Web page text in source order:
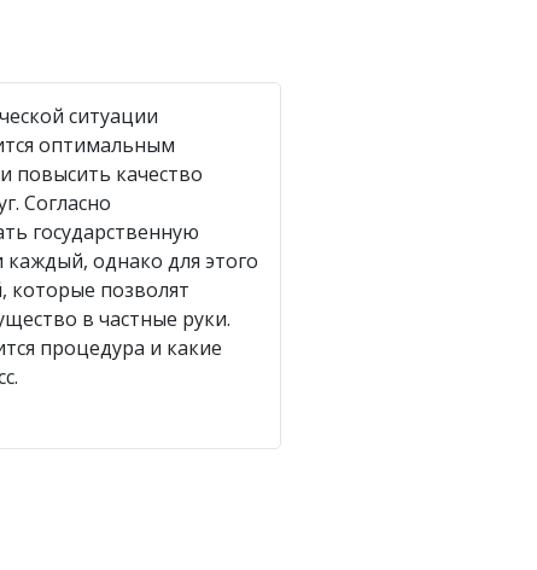
ситуации
оптимальным
повысить качество
Согласно
государственную
однако для этого
которые позволят
в частные руки.
процедура и какие